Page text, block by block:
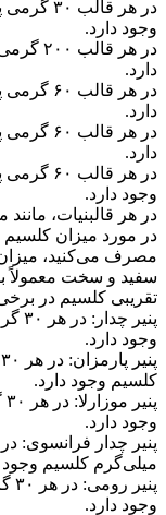
وجود دارد.
دارد.
دارد.
دارد.
وجود دارد.
در هر قالبنیات،
در مورد میزان کلسیم
مصرف می‌کنید،
سفید و سخت معمولاً
تقریبی کلسیم در
وجود دارد.
کلسیم وجود دارد.
وجود دارد.
میلی‌گرم کلسیم وجود
وجود دارد.